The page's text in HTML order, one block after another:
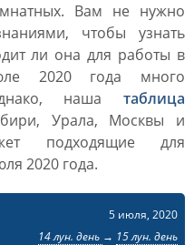
Вам не нужно
чтобы узнать
ли она для работы в
2020 года много
наша таблица
Урала, Москвы и
подходящие для
2020 года.
5 июля, 2020
14 лун. день → 15 лун. день